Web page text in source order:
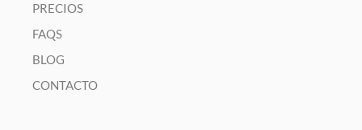
PRECIOS
FAQS
BLOG
CONTACTO